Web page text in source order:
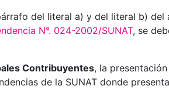
del literal a) y del literal b) del
N°. 024-2002/SUNAT, se
Contribuyentes, la
de la SUNAT donde